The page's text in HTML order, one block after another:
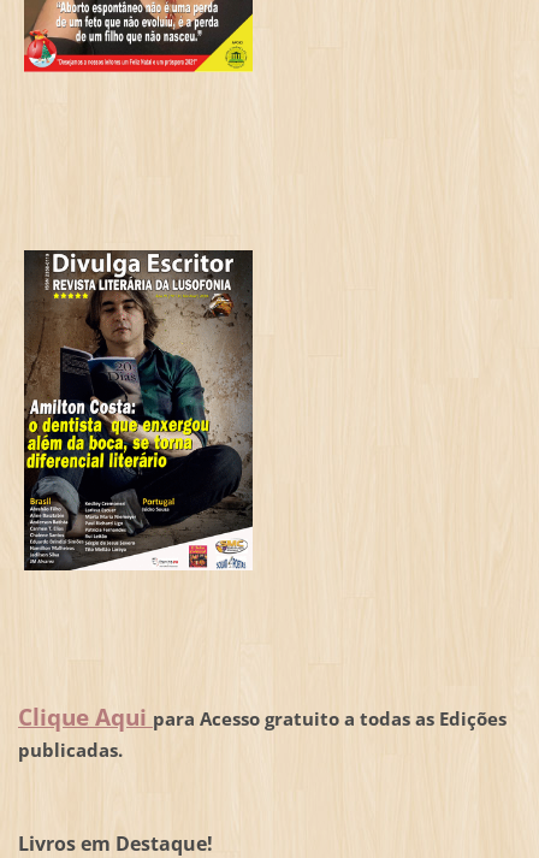
Clique Aqui para Acesso gratuito a todas as Edições
publicadas.
Livros em Destaque!